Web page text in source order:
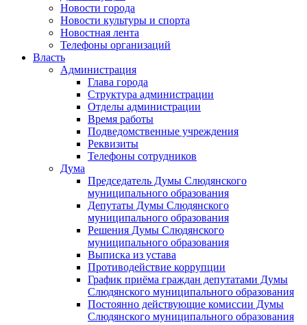
Новости города
Новости культуры и спорта
Новостная лента
Телефоны организаций
Власть
Администрация
Глава города
Структура администрации
Отделы администрации
Время работы
Подведомственные учреждения
Реквизиты
Телефоны сотрудников
Дума
Председатель Думы Слюдянского
муниципального образования
Депутаты Думы Слюдянского
муниципального образования
Решения Думы Слюдянского
муниципального образования
Выписка из устава
Противодействие коррупции
График приёма граждан депутатами Думы
Слюдянского муниципального образования
Постоянно действующие комиссии Думы
Слюдянского муниципального образования